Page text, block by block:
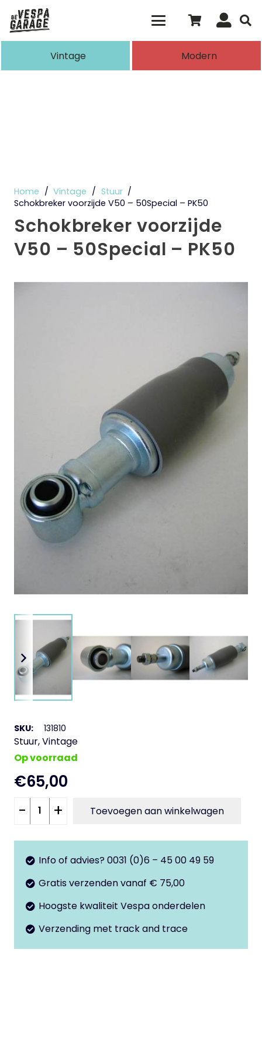
de resultaten voor automatisch
Vintage Modern
Home / Vintage / Stuur /
Schokbreker voorzijde V50 – 50Special – PK50
Schokbreker voorzijde
V50 – 50Special – PK50
SKU: 131810
Stuur,Vintage
Op voorraad
€65,00
Schokbreker
voorzijde
V50
PK50
- + Toevoegen aan winkelwagen
Info of advies? 0031 (0)6 – 45 00 49 59
Gratis verzenden vanaf € 75,00
Hoogste kwaliteit Vespa onderdelen
Verzending met track and trace